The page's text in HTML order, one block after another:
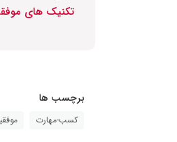
تکنیک های
برچسب ها
کسب-مهارت